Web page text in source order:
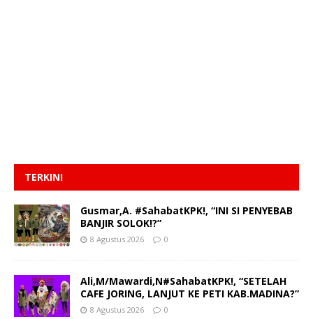
TERKINI
Gusmar,A. #SahabatKPK!, “INI SI PENYEBAB
BANJIR SOLOK!?”
8 Agustus 2026 0
Ali,M/Mawardi,N#SahabatKPK!, “SETELAH
CAFE JORING, LANJUT KE PETI KAB.MADINA?”
8 Agustus 2026 0